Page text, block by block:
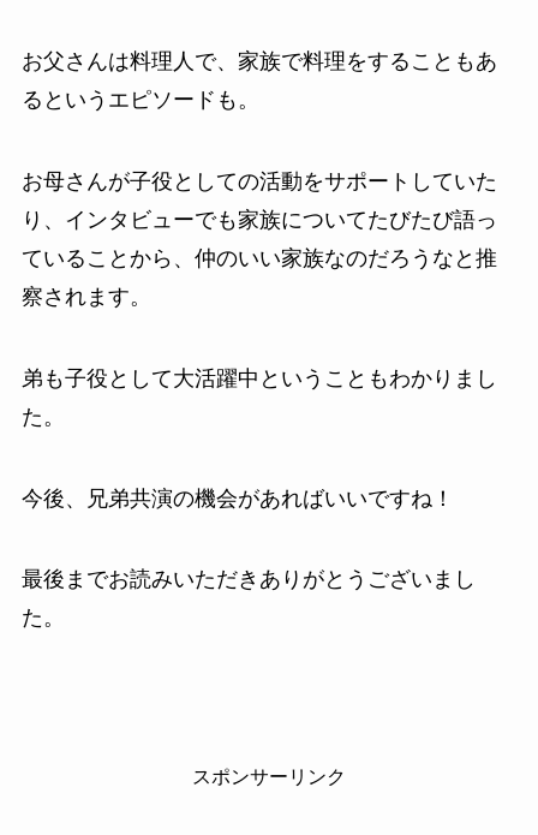
お父さんは料理人で、家族で料理をすることもあ
るというエピソードも。
お母さんが子役としての活動をサポートしていた
り、インタビューでも家族についてたびたび語っ
ていることから、仲のいい家族なのだろうなと推
察されます。
弟も子役として大活躍中ということもわかりまし
た。
今後、兄弟共演の機会があればいいですね！
最後までお読みいただきありがとうございまし
た。
スポンサーリンク